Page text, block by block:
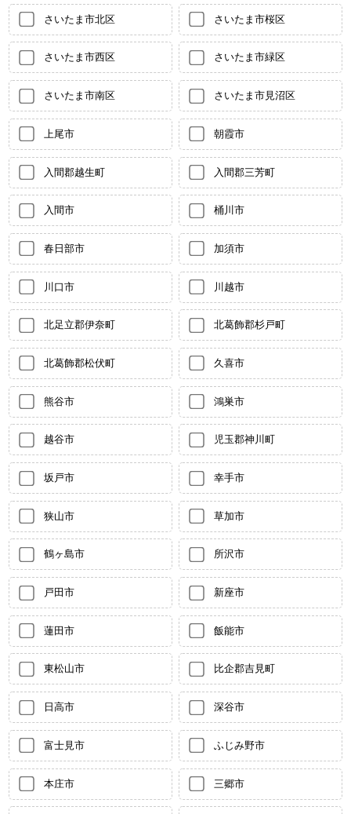
さいたま市北区 さいたま市桜区
さいたま市西区 さいたま市緑区
さいたま市南区 さいたま市見沼区
上尾市 朝霞市
入間郡越生町 入間郡三芳町
入間市 桶川市
春日部市 加須市
川口市 川越市
北足立郡伊奈町 北葛飾郡杉戸町
北葛飾郡松伏町 久喜市
熊谷市 鴻巣市
越谷市 児玉郡神川町
坂戸市 幸手市
狭山市 草加市
鶴ヶ島市 所沢市
戸田市 新座市
蓮田市 飯能市
東松山市 比企郡吉見町
日高市 深谷市
富士見市 ふじみ野市
本庄市 三郷市